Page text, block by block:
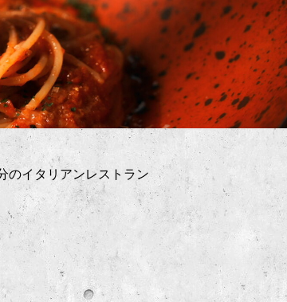
のイタリアンレストラン